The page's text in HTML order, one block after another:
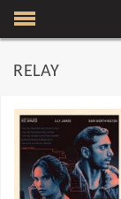
RELAY